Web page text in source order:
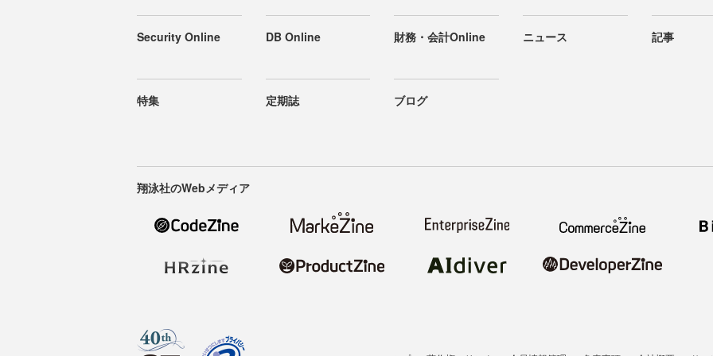
Security Online DB Online 財務・会計Online ニュース 記事
特集 定期誌 ブログ
翔泳社のWebメディア